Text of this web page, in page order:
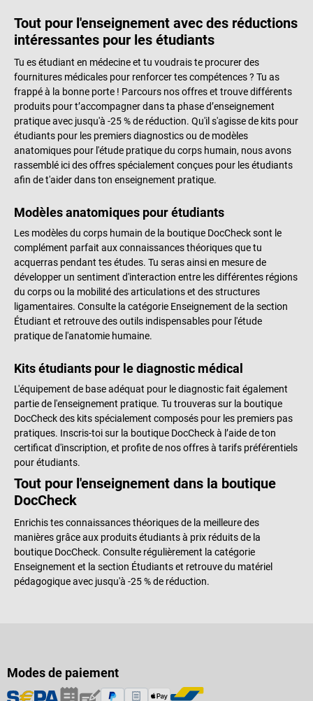
Tout pour l'enseignement avec des réductions
intéressantes pour les étudiants
Tu es étudiant en médecine et tu voudrais te procurer des
fournitures médicales pour renforcer tes compétences ? Tu as
frappé à la bonne porte ! Parcours nos offres et trouve différents
produits pour t’accompagner dans ta phase d’enseignement
pratique avec jusqu'à -25 % de réduction. Qu'il s'agisse de kits pour
étudiants pour les premiers diagnostics ou de modèles
anatomiques pour l'étude pratique du corps humain, nous avons
rassemblé ici des offres spécialement conçues pour les étudiants
afin de t'aider dans ton enseignement pratique.
Modèles anatomiques pour étudiants
Les modèles du corps humain de la boutique DocCheck sont le
complément parfait aux connaissances théoriques que tu
acquerras pendant tes études. Tu seras ainsi en mesure de
développer un sentiment d'interaction entre les différentes régions
du corps ou la mobilité des articulations et des structures
ligamentaires. Consulte la catégorie Enseignement de la section
Étudiant et retrouve des outils indispensables pour l'étude
pratique de l'anatomie humaine.
Kits étudiants pour le diagnostic médical
L'équipement de base adéquat pour le diagnostic fait également
partie de l'enseignement pratique. Tu trouveras sur la boutique
DocCheck des kits spécialement composés pour les premiers pas
pratiques. Inscris-toi sur la boutique DocCheck à l’aide de ton
certificat d'inscription, et profite de nos offres à tarifs préférentiels
pour étudiants.
Tout pour l'enseignement dans la boutique
DocCheck
Enrichis tes connaissances théoriques de la meilleure des
manières grâce aux produits étudiants à prix réduits de la
boutique DocCheck. Consulte régulièrement la catégorie
Enseignement et la section Étudiants et retrouve du matériel
pédagogique avec jusqu'à -25 % de réduction.
Modes de paiement